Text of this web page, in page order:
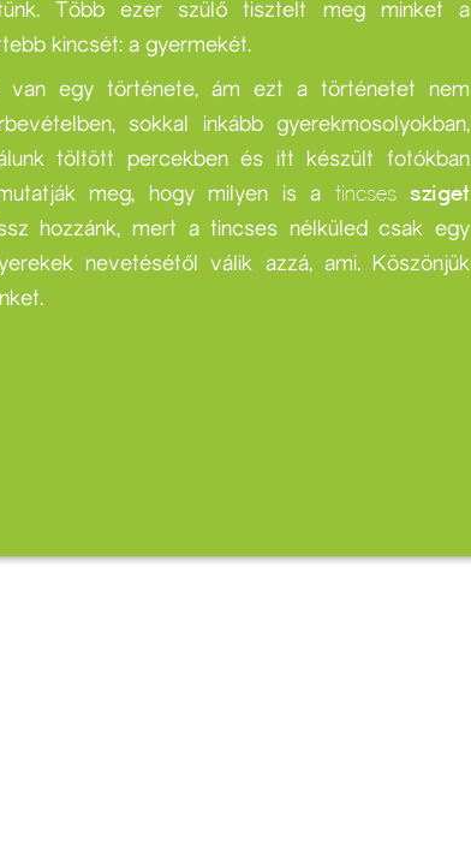
sok
Több ezer szülő tisztelt meg minket a
kincsét: a gyermekét.
van egy története, ám ezt a történetet nem
sokkal inkább gyerekmosolyokban,
töltött percekben és itt készült fotókban
meg, hogy milyen is a tincses
sziget
hozzánk, mert a tincses nélküled csak egy
nevetésétől válik azzá, ami. Köszönjük